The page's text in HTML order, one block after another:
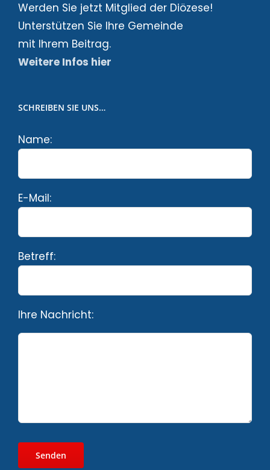
Werden Sie jetzt Mitglied der Diözese!
Unterstützen Sie Ihre Gemeinde
mit Ihrem Beitrag.
Weitere Infos hier
SCHREIBEN SIE UNS…
Name:
E-Mail:
Betreff:
Ihre Nachricht: